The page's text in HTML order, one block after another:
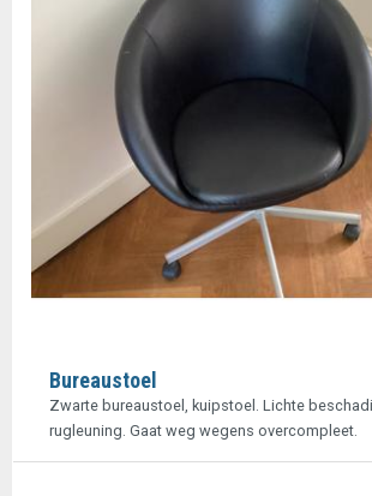
Bureaustoel
Zwarte bureaustoel, kuipstoel. Lichte
rugleuning. Gaat weg wegens overcompleet.